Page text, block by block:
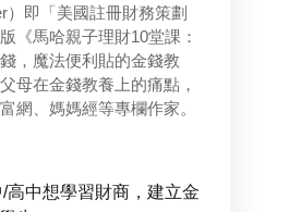
）即「美國註冊財務策劃
《馬哈親子理財10堂課：
，魔法便利貼的金錢教
母在金錢教養上的痛點，
網、媽媽經等專欄作家。
/高中想學習財商，建立金